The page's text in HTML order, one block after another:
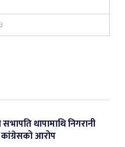
थापामाथि निगरानी
आरोप